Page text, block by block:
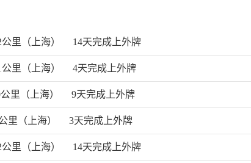
公里（上海） 14天完成上外牌
公里（上海） 4天完成上外牌
里（上海） 9天完成上外牌
里（上海） 3天完成上外牌
公里（上海） 14天完成上外牌